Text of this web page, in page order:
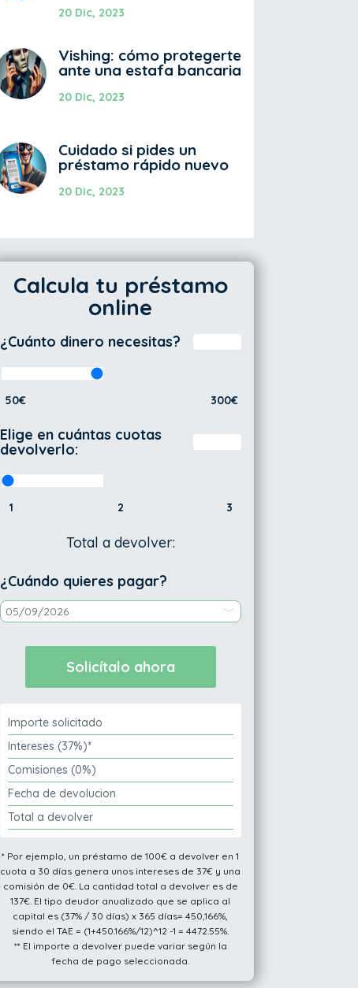
20 Dic, 2023
Vishing: cómo protegerte
ante una estafa bancaria
20 Dic, 2023
Cuidado si pides un
préstamo rápido nuevo
20 Dic, 2023
Calcula tu préstamo
online
¿Cuánto dinero necesitas?
50€ 300€
Elige en cuántas cuotas
devolverlo:
1 2 3
Total a devolver:
¿Cuándo quieres pagar?
Importe solicitado
Intereses (37%)*
Comisiones (0%)
Fecha de devolucion
Total a devolver
* Por ejemplo, un préstamo de 100€ a devolver en 1
cuota a 30 días genera unos intereses de 37€ y una
comisión de 0€. La cantidad total a devolver es de
137€. El tipo deudor anualizado que se aplica al
capital es (37% / 30 días) x 365 días= 450,166%,
siendo el TAE = (1+450.166%/12)^12 -1 = 4472.55%.
** El importe a devolver puede variar según la
fecha de pago seleccionada.